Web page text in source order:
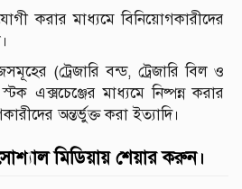
করার মাধ্যমে বিনিয়োগকারীদের
(ট্রেজারি বন্ড, ট্রেজারি বিল ও
এক্সচেঞ্জের মাধ্যমে নিষ্পন্ন করার
অন্তর্ভুক্ত করা ইত্যাদি।
মিডিয়ায় শেয়ার করুন।